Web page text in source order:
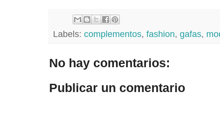
Labels: complementos, fashion, gafas,
No hay comentarios:
Publicar un comentario